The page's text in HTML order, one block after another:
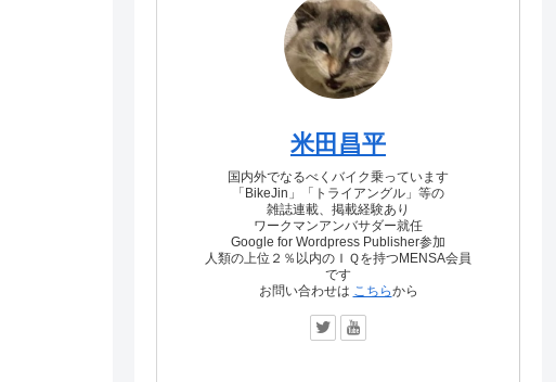
米田昌平
国内外でなるべくバイク乗っています
「BikeJin」「トライアングル」等の
雑誌連載、掲載経験あり
ワークマンアンバサダー就任
Google for Wordpress Publisher参加
人類の上位２％以内のＩＱを持つMENSA会員
です
お問い合わせは こちらから